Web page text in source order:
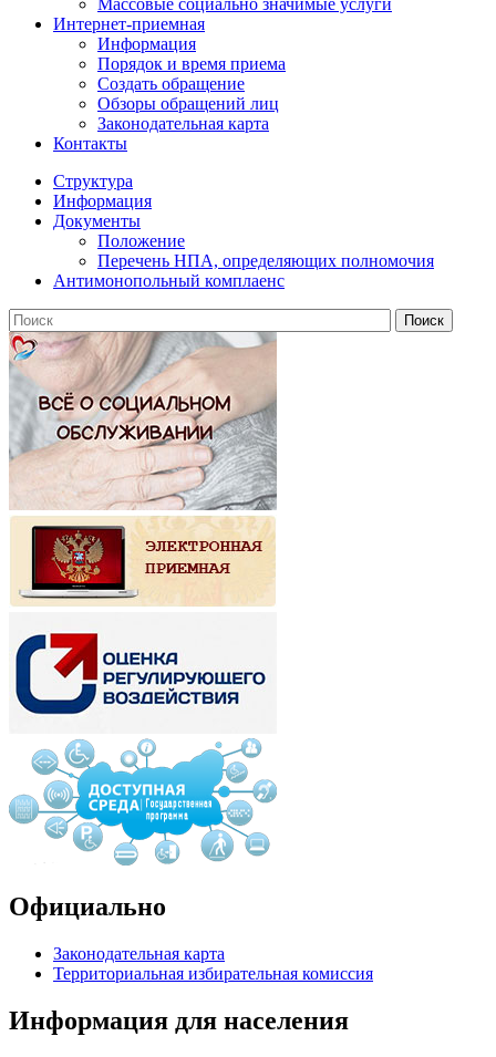
Массовые социально значимые услуги
Интернет-приемная
Информация
Порядок и время приема
Создать обращение
Обзоры обращений лиц
Законодательная карта
Контакты
Структура
Информация
Документы
Положение
Перечень НПА, определяющих полномочия
Антимонопольный комплаенс
Официально
Законодательная карта
Территориальная избирательная комиссия
Информация для населения